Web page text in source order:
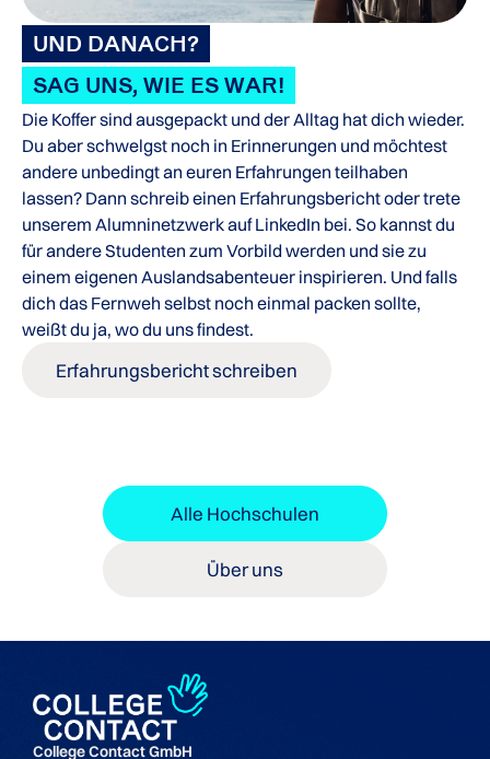
UND DANACH?
SAG UNS, WIE ES WAR!
Die Koffer sind ausgepackt und der Alltag hat dich wieder.
Du aber schwelgst noch in Erinnerungen und möchtest
andere unbedingt an euren Erfahrungen teilhaben
lassen? Dann schreib einen Erfahrungsbericht oder trete
unserem Alumninetzwerk auf LinkedIn bei. So kannst du
für andere Studenten zum Vorbild werden und sie zu
einem eigenen Auslandsabenteuer inspirieren. Und falls
dich das Fernweh selbst noch einmal packen sollte,
weißt du ja, wo du uns findest.
Erfahrungsbericht schreiben
Alle Hochschulen
Über uns
College Contact GmbH